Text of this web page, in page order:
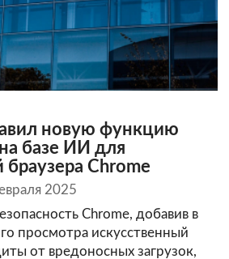
новую функцию
базе ИИ для
браузера Chrome
2025
Chrome, добавив в
просмотра искусственный
от вредоносных загрузок,